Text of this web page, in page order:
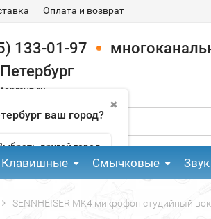
Оплата и возврат
133-01-97
✖
ваш город?
другой город
Клавишные Смычковые Звук
SENNHEISER MK4 микрофон студийный